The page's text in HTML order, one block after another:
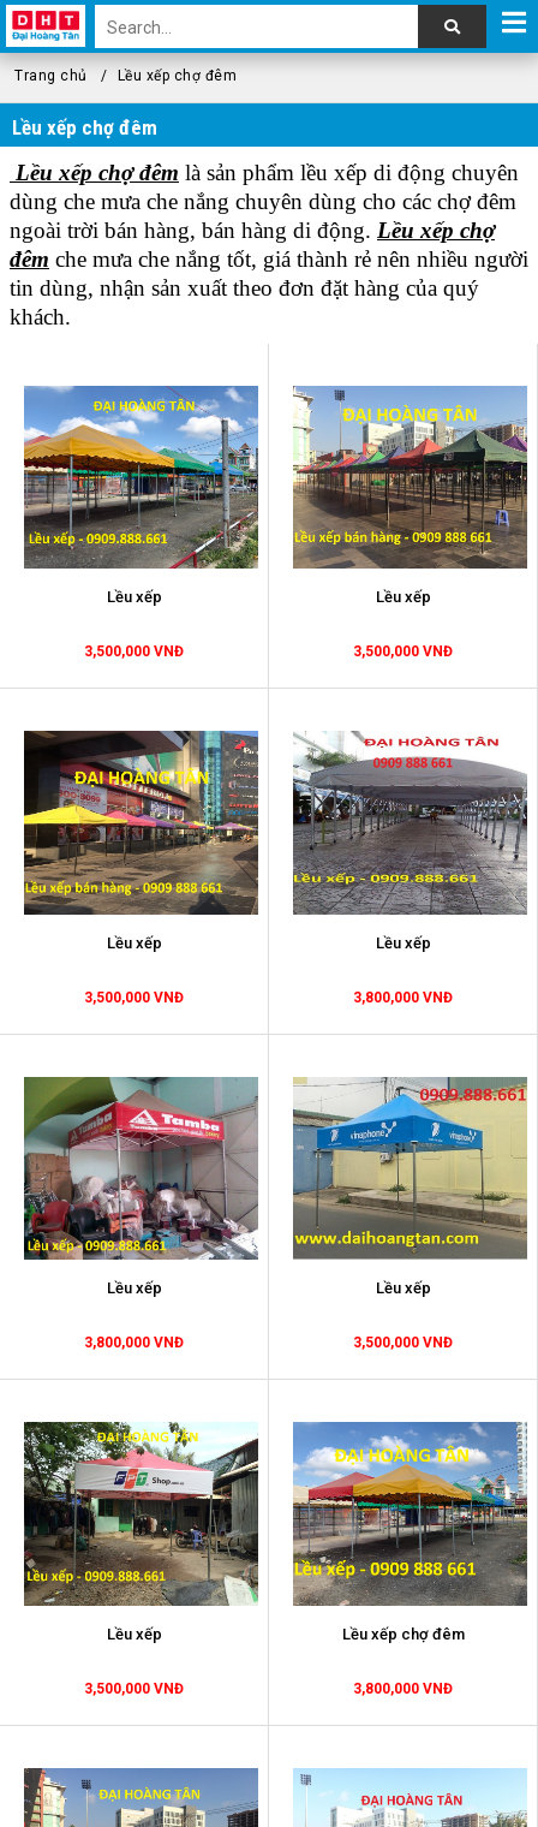
Trang chủ Lều xếp chợ đêm
Lều xếp chợ đêm
Lều xếp chợ đêm là sản phẩm lều xếp di động chuyên
dùng che mưa che nắng chuyên dùng cho các chợ đêm
ngoài trời bán hàng, bán hàng di động. Lều xếp chợ
đêm che mưa che nắng tốt, giá thành rẻ nên nhiều người
tin dùng, nhận sản xuất theo đơn đặt hàng của quý
khách.
Lều xếp
3,500,000 VNĐ
Lều xếp
3,500,000 VNĐ
Lều xếp
3,500,000 VNĐ
Lều xếp
3,800,000 VNĐ
Lều xếp
3,800,000 VNĐ
Lều xếp
3,500,000 VNĐ
Lều xếp
3,500,000 VNĐ
Lều xếp chợ đêm
3,800,000 VNĐ